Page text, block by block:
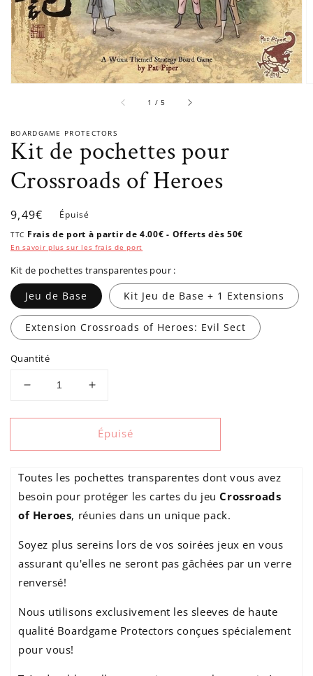
1 /sur
5
BOARDGAME PROTECTORS
Kit de pochettes pour
Crossroads of Heroes
Prix
habituel
9,49€ Épuisé
TTC Frais de port à partir de 4.00€ - Offerts dès 50€
En savoir plus sur les frais de port
Kit de pochettes transparentes pour :
Jeu de Base Kit Jeu de Base + 1 Extensions
Extension Crossroads of Heroes: Evil Sect
Quantité
Réduire
quantité
Kit
pochettes
pour
Crossroads
of
Heroes
Augmenter
quantité
de
Kit
pochettes
pour
Crossroads
of
Heroes
Épuisé
Toutes les pochettes transparentes dont vous avez
besoin pour protéger les cartes du jeuCrossroads
of Heroes, réunies dans un unique pack.
Soyez plus sereins lors de vos soirées jeux en vous
assurant qu'elles ne seront pas gâchées par un verre
renversé!
Nous utilisons exclusivement les sleeves de haute
qualité Boardgame Protectors conçues spécialement
pour vous!